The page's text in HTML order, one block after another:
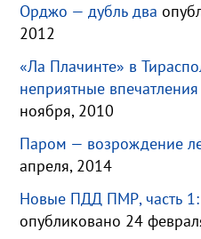
Орджо — дубль два
2012
«Ла Плачинте» в
неприятные впечатления
ноября, 2010
Паром — возрождение
апреля, 2014
Новые ПДД ПМР, часть 1:
опубликовано 24